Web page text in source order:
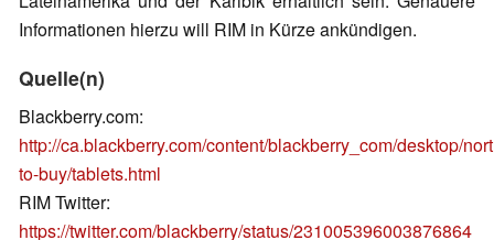
Informationen hierzu will RIM in Kürze ankündigen.
Quelle(n)
Blackberry.com:
http://ca.blackberry.com/content/blackberry_com/desktop/
to-buy/tablets.html
RIM Twitter:
https://twitter.com/blackberry/status/231005396003876864